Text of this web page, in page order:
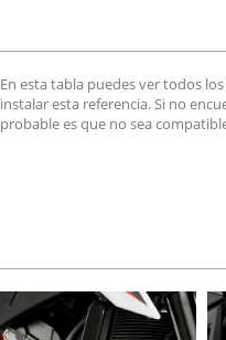
En esta tabla puedes ver todos
instalar esta referencia. Si no
probable es que no sea